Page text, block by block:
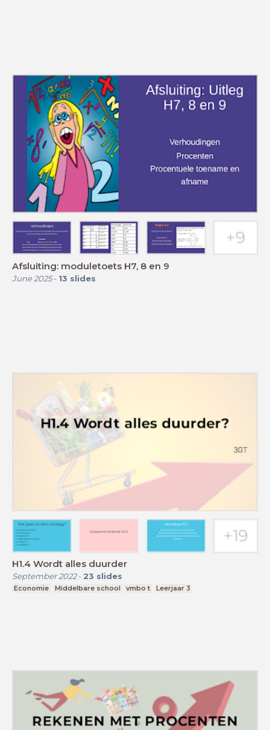
Afsluiting: moduletoets H7, 8 en 9
June 2025- 13 slides
H1.4 Wordt alles duurder
September 2022- 23 slides
Economie Middelbare school vmbo t Leerjaar 3